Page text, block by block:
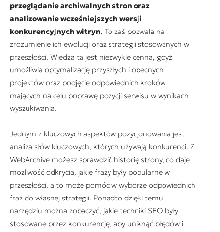
przeglądanie archiwalnych stron oraz
analizowanie wcześniejszych wersji
konkurencyjnych witryn. To zaś pozwala na
zrozumienie ich ewolucji oraz strategii stosowanych w
przeszłości. Wiedza ta jest niezwykle cenna, gdyż
umożliwia optymalizację przyszłych i obecnych
projektów oraz podjęcie odpowiednich kroków
mających na celu poprawę pozycji serwisu w wynikach
wyszukiwania.
Jednym z kluczowych aspektów pozycjonowania jest
analiza słów kluczowych, których używają konkurenci. Z
WebArchive możesz sprawdzić historię strony, co daje
możliwość odkrycia, jakie frazy były popularne w
przeszłości, a to może pomóc w wyborze odpowiednich
fraz do własnej strategii. Ponadto dzięki temu
narzędziu można zobaczyć, jakie techniki SEO były
stosowane przez konkurencję, aby uniknąć błędów i